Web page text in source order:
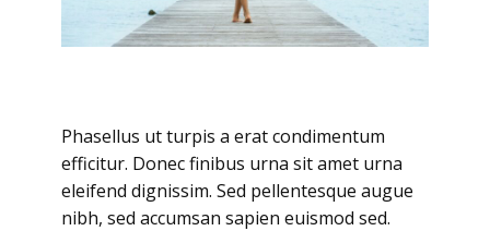
Phasellus ut turpis a erat condimentum
efficitur. Donec finibus urna sit amet urna
eleifend dignissim. Sed pellentesque augue
nibh, sed accumsan sapien euismod sed.